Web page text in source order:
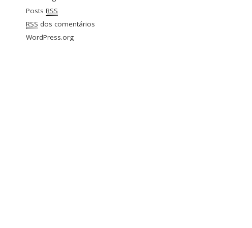
Posts RSS
RSS dos comentários
WordPress.org